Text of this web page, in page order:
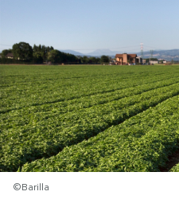
PODCAST
NEWSLETTER
I MIEI PREFERITI
©Barilla